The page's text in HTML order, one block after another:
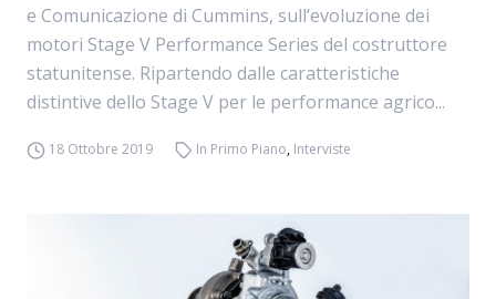
e Comunicazione di Cummins, sull’evoluzione dei
motori Stage V Performance Series del costruttore
statunitense. Ripartendo dalle caratteristiche
distintive dello Stage V per le performance agrico...
18 Ottobre 2019 In Primo Piano, Interviste